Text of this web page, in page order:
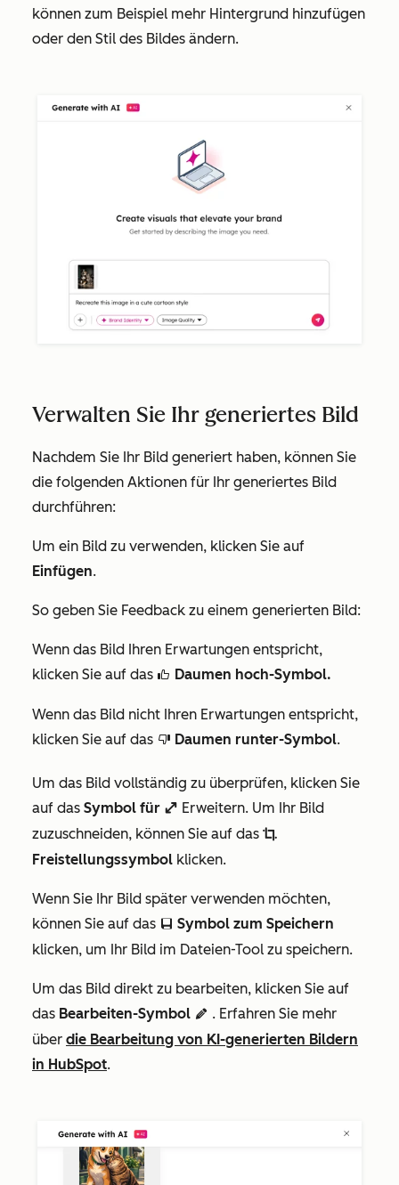
können zum Beispiel mehr Hintergrund hinzufügen
oder den Stil des Bildes ändern.
Verwalten Sie Ihr generiertes Bild
Nachdem Sie Ihr Bild generiert haben, können Sie
die folgenden Aktionen für Ihr generiertes Bild
durchführen:
Um ein Bild zu verwenden, klicken Sie auf
Einfügen.
So geben Sie Feedback zu einem generierten Bild:
Wenn das Bild Ihren Erwartungen entspricht,
klicken Sie auf das thumbsUpIcon Daumen hoch-Symbol.
Wenn das Bild nicht Ihren Erwartungen entspricht,
klicken Sie auf das thumbsDownIcon Daumen runter-Symbol.
Um das Bild vollständig zu überprüfen, klicken Sie
auf das Symbol für enlarge Erweitern. Um Ihr Bild
zuzuschneiden, können Sie auf das cropIcon
Freistellungssymbol klicken.
Wenn Sie Ihr Bild später verwenden möchten,
können Sie auf das saveEditableViewIcon Symbol zum Speichern
klicken, um Ihr Bild im Dateien-Tool zu speichern.
Um das Bild direkt zu bearbeiten, klicken Sie auf
das Bearbeiten-Symbol edit AdA . Erfahren Sie mehr
über die Bearbeitung von KI-generierten Bildern
in HubSpot.